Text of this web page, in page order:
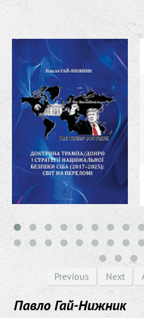
Previous Next
Павло Гай-Нижник